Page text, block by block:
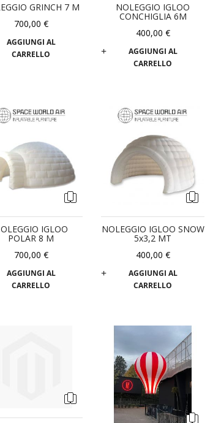
GRINCH 7 M
700,00 €
AGGIUNGI AL
CARRELLO
NOLEGGIO IGLOO
CONCHIGLIA 6M
400,00 €
AGGIUNGI AL
CARRELLO
IGLOO
POLAR 8 M
700,00 €
AGGIUNGI AL
CARRELLO
NOLEGGIO IGLOO SNOW
5x3,2 MT
400,00 €
AGGIUNGI AL
CARRELLO